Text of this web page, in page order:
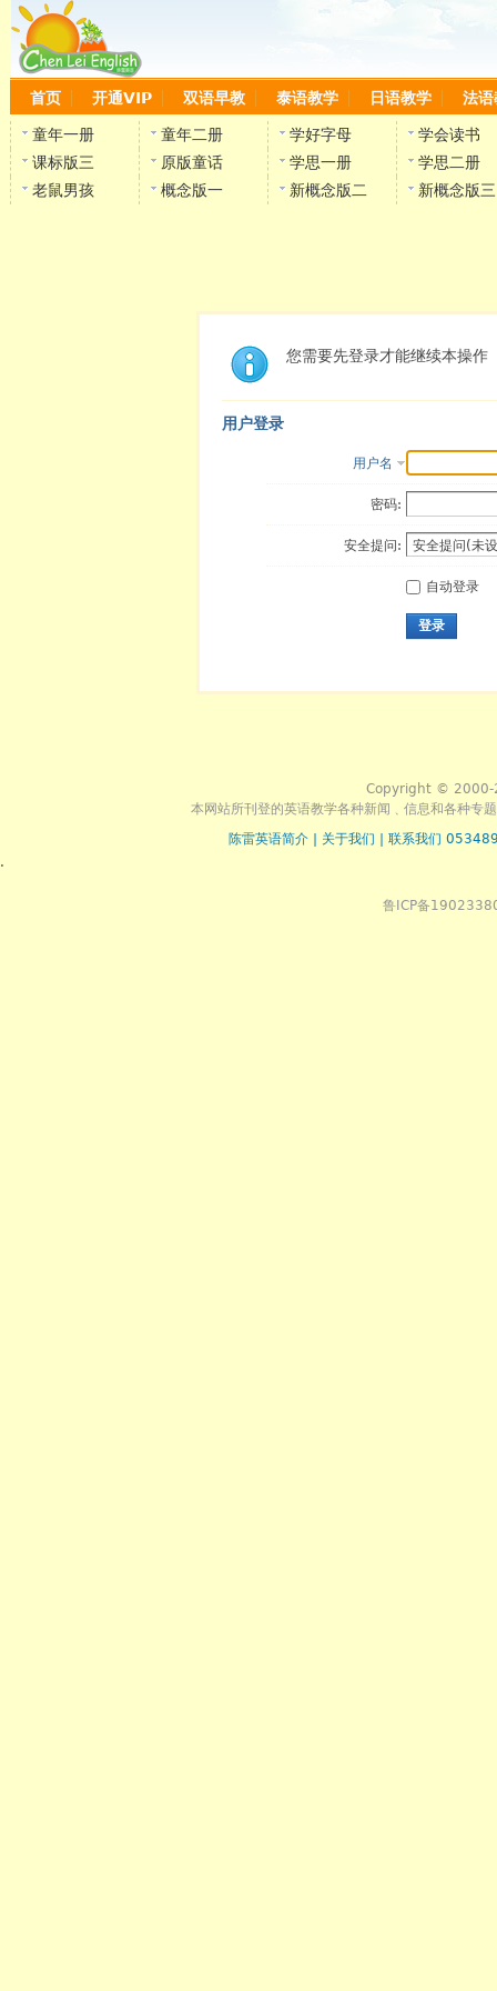
首页 开通VIP 双语早教 泰语教学 日语教学 法语
童年一册 童年二册 学好字母
学会读书
课标版三
原版童话 学思一册
学思二册
老鼠男孩
概念版一 新概念版二 新概念版三
您需要先登录才能继续本操作
用户登录
用户名
密码:
安全提问:
自动登录
登录
Copyright © 2000-
本网站所刊登的英语教学各种新闻﹑信息和各种专
陈雷英语简介
关于我们
联系我们
.
鲁ICP备